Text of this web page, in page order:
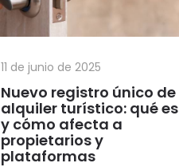
Nuevo registro único de
alquiler turístico: qué es
y cómo afecta a
propietarios y
plataformas
11 de junio de 2025